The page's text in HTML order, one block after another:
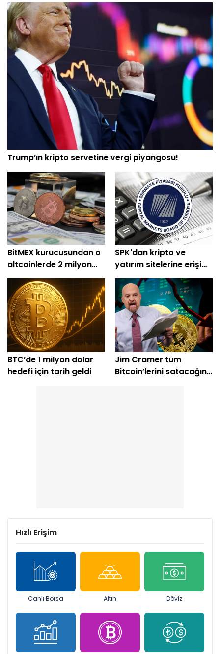
Trump’ın kripto servetine vergi piyangosu!
BitMEX kurucusundan o
altcoinlerde 2 milyon
dolarlık alım
SPK'dan kripto ve
yatırım sitelerine erişim
engeli
BTC’de 1 milyon dolar
hedefi için tarih geldi
Jim Cramer tüm
Bitcoin’lerini satacağını
Hızlı Erişim
Canlı Borsa Altın Döviz